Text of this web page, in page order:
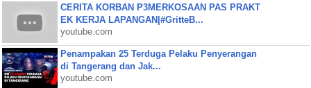
CERITA KORBAN P3MERKOSAAN PAS PRAKT
EK KERJA LAPANGAN|#GritteB...
youtube.com
Penampakan 25 Terduga Pelaku Penyerangan
di Tangerang dan Jak...
youtube.com